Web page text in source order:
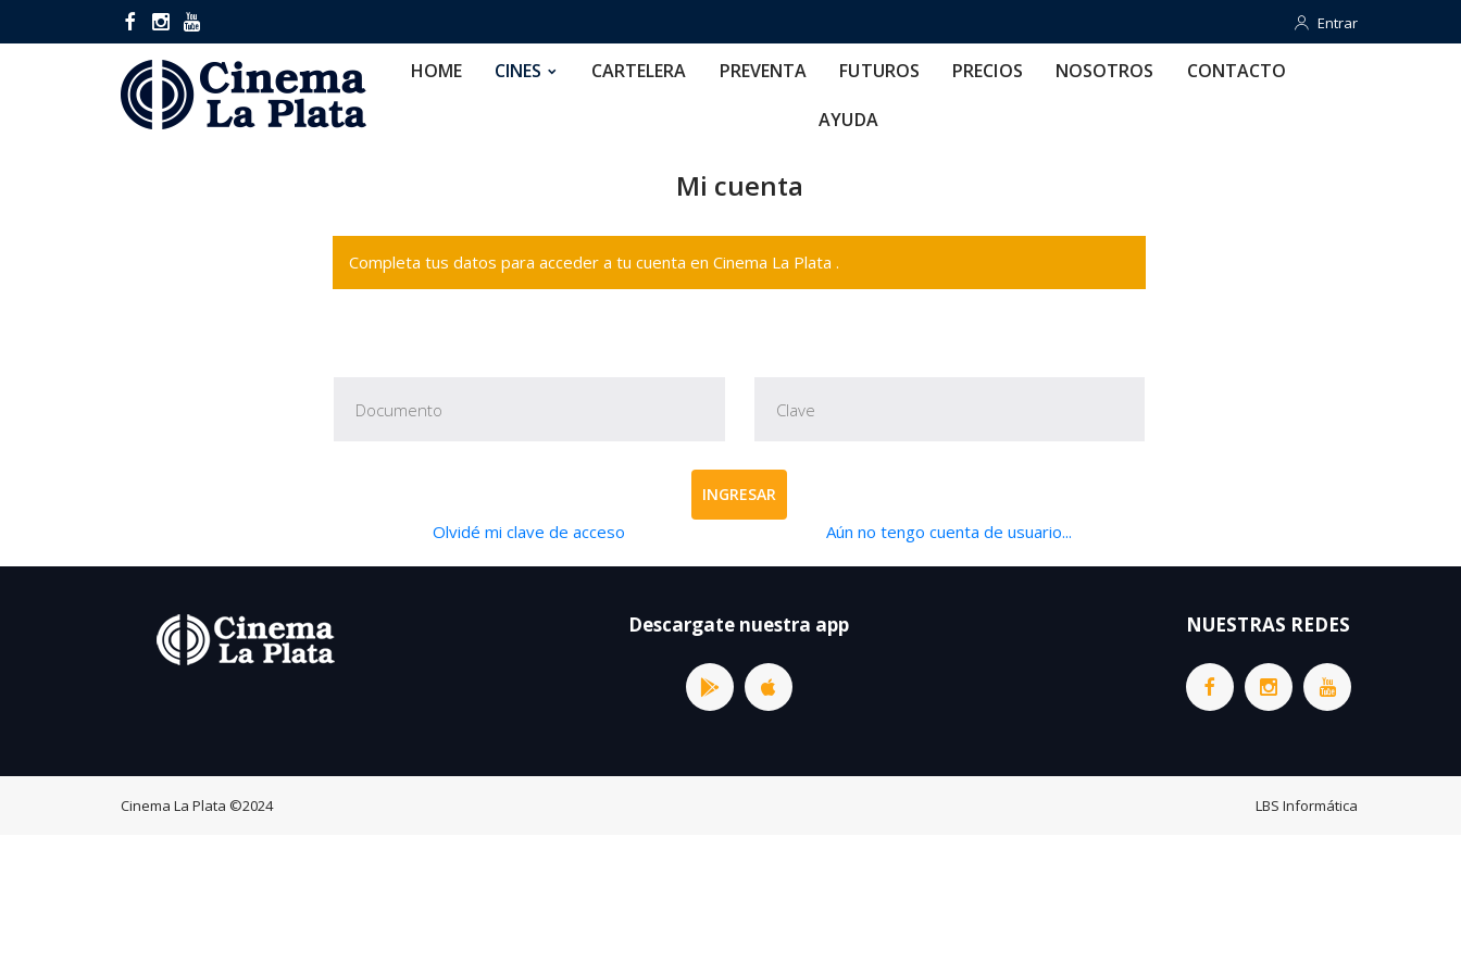
Entrar
Entrar
HOME CINES CARTELERA PREVENTA FUTUROS PRECIOS NOSOTROS CONTACTO
AYUDA
Mi cuenta
Completa tus datos para acceder a tu cuenta en Cinema La Plata .
INGRESAR
Olvidé mi clave de acceso Aún no tengo cuenta de usuario...
Descargate nuestra app NUESTRAS REDES
Cinema La Plata ©2024 LBS Informática